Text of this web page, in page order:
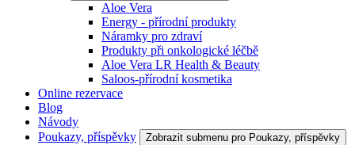
Aloe Vera
Energy - přírodní produkty
Náramky pro zdraví
Produkty při onkologické léčbě
Aloe Vera LR Health & Beauty
Saloos-přírodní kosmetika
Online rezervace
Blog
Návody
Poukazy, příspěvky
Zobrazit submenu pro Poukazy, příspěvky